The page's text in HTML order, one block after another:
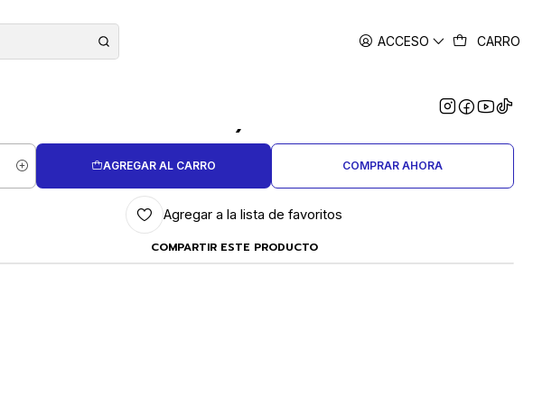
ACCESO CARRO
SIERRAS GOLDEN EYE Nº 2/0 (POR
DOCENA)- COPIA
AGREGAR AL CARRO COMPRAR AHORA
Agregar a la lista de favoritos
COMPARTIR ESTE PRODUCTO